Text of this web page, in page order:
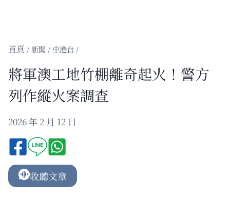
/新聞 / 中港台 /
將軍澳工地竹棚離奇起火！警方
列作縱火案調查
2026 年 2 月 12 日
收聽文章